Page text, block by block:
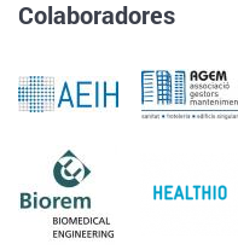
Colaboradores